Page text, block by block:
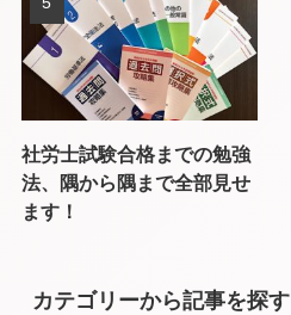
社労士試験合格までの勉強
法、隅から隅まで全部見せ
ます！
カテゴリーから記事を探す